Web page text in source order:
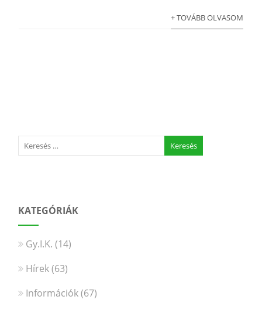
+ TOVÁBB OLVASOM
KATEGÓRIÁK
Gy.I.K. (14)
Hírek(63)
Információk(67)